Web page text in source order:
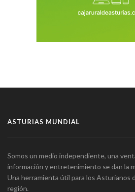
ASTURIAS MUNDIAL
Somos un medio independiente, una
información y entretenimiento se dan la
Una herramienta útil para los Asturianos
región.